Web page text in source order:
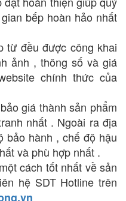
bếp hoàn hảo nhất
từ đều được công khai
ảnh , thông số và giá
chính thức của
giá thành sản phẩm
nhất . Ngoài ra địa
bảo hành , chế độ hậu
và phù hợp nhất .
cách tốt nhất về sản
hệ SDT Hotline trên